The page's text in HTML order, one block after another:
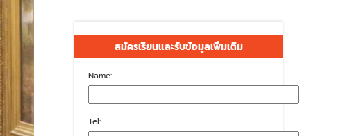
สมัครเรียนและรับข้อมูลเพิ่มเติม
Name:
Tel: